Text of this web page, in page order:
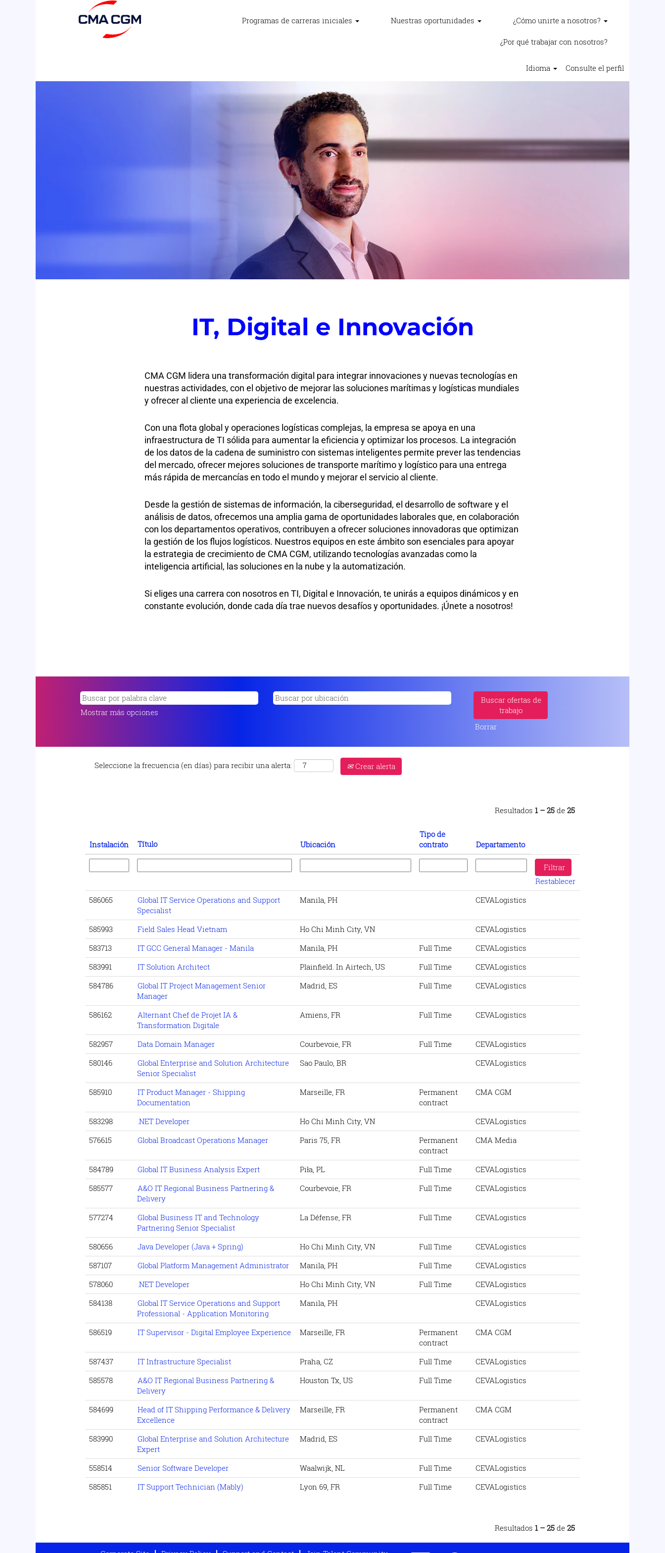
Programas de carreras iniciales Nuestras oportunidades ¿Cómo unirte a nosotros?
¿Por qué trabajar con nosotros?
Idioma Consulte el perfil
IT, Digital e Innovación
CMA CGM lidera una transformación digital para integrar innovaciones y nuevas tecnologías en
nuestras actividades, con el objetivo de mejorar las soluciones marítimas y logísticas mundiales
y ofrecer al cliente una experiencia de excelencia.
Con una flota global y operaciones logísticas complejas, la empresa se apoya en una
infraestructura de TI sólida para aumentar la eficiencia y optimizar los procesos. La integración
de los datos de la cadena de suministro con sistemas inteligentes permite prever las tendencias
del mercado, ofrecer mejores soluciones de transporte marítimo y logístico para una entrega
más rápida de mercancías en todo el mundo y mejorar el servicio al cliente.
Desde la gestión de sistemas de información, la ciberseguridad, el desarrollo de software y el
análisis de datos, ofrecemos una amplia gama de oportunidades laborales que, en colaboración
con los departamentos operativos, contribuyen a ofrecer soluciones innovadoras que optimizan
la gestión de los flujos logísticos. Nuestros equipos en este ámbito son esenciales para apoyar
la estrategia de crecimiento de CMA CGM, utilizando tecnologías avanzadas como la
inteligencia artificial, las soluciones en la nube y la automatización.
Si eliges una carrera con nosotros en TI, Digital e Innovación, te unirás a equipos dinámicos y en
constante evolución, donde cada día trae nuevos desafíos y oportunidades. ¡Únete a nosotros!
Mostrar más opciones
Borrar
Seleccione la frecuencia (en días) para recibir una alerta: Crear alerta
Resultados 1 – 25 de 25
Instalación Título Ubicación
Tipo de
contrato
Departamento
Restablecer
586065
Global IT Service Operations and Support
Specialist
Manila, PH CEVALogistics
585993 Field Sales Head Vietnam Ho Chi Minh City, VN
CEVALogistics
583713
IT GCC General Manager - Manila Manila, PH Full Time
CEVALogistics
583991
IT Solution Architect Plainfield. In Airtech, US Full Time
CEVALogistics
584786
Global IT Project Management Senior
Manager
Madrid, ES Full Time CEVALogistics
586162
Alternant Chef de Projet IA &
Transformation Digitale
Amiens, FR Full Time CEVALogistics
582957 Data Domain Manager Courbevoie, FR Full Time
CEVALogistics
580146
Global Enterprise and Solution Architecture
Senior Specialist
Sao Paulo, BR CEVALogistics
585910
IT Product Manager - Shipping
Documentation
Marseille, FR
Permanent
contract
CMA CGM
583298 .NET Developer Ho Chi Minh City, VN
CEVALogistics
576615
Global Broadcast Operations Manager Paris 75, FR
Permanent
contract
CMA Media
584789 Global IT Business Analysis Expert Piła, PL Full Time
CEVALogistics
585577
A&O IT Regional Business Partnering &
Delivery
Courbevoie, FR Full Time CEVALogistics
577274
Global Business IT and Technology
Partnering Senior Specialist
La Défense, FR Full Time CEVALogistics
580656 Java Developer (Java + Spring) Ho Chi Minh City, VN Full Time
CEVALogistics
587107
Global Platform Management Administrator Manila, PH Full Time
CEVALogistics
578060
.NET Developer Ho Chi Minh City, VN Full Time
CEVALogistics
584138
Global IT Service Operations and Support
Professional - Application Monitoring
Manila, PH CEVALogistics
586519 IT Supervisor - Digital Employee Experience Marseille, FR
Permanent
contract
CMA CGM
587437 IT Infrastructure Specialist Praha, CZ Full Time
CEVALogistics
585578
A&O IT Regional Business Partnering &
Delivery
Houston Tx, US Full Time CEVALogistics
584699
Head of IT Shipping Performance & Delivery
Excellence
Marseille, FR
Permanent
contract
CMA CGM
583990
Global Enterprise and Solution Architecture
Expert
Madrid, ES Full Time CEVALogistics
558514 Senior Software Developer Waalwijk, NL Full Time
CEVALogistics
585851
IT Support Technician (Mably) Lyon 69, FR Full Time CEVALogistics
Resultados 1 – 25 de 25